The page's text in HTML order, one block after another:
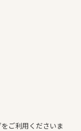
ご利用くださいま